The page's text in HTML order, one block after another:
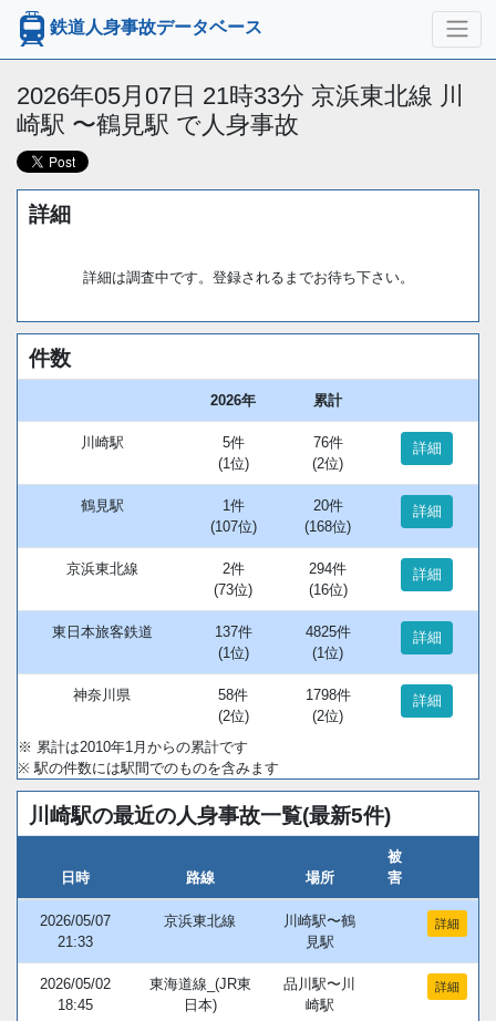
鉄道人身事故データベース
2026年05月07日 21時33分 京浜東北線 川
崎駅 〜鶴見駅 で人身事故
詳細
詳細は調査中です。登録されるまでお待ち下さい。
件数
2026年 累計
川崎駅
5件
(1位)
76件
(2位)
詳細
鶴見駅
1件
(107位)
20件
(168位)
詳細
京浜東北線
2件
(73位)
294件
(16位)
詳細
東日本旅客鉄道
137件
(1位)
4825件
(1位)
詳細
神奈川県
58件
(2位)
1798件
(2位)
詳細
※ 累計は2010年1月からの累計です
※ 駅の件数には駅間でのものを含みます
川崎駅の最近の人身事故一覧(最新5件)
日時 路線 場所
被
害
2026/05/07
21:33
京浜東北線
川崎駅〜鶴
見駅
詳細
2026/05/02
18:45
東海道線_(JR東
日本)
品川駅〜川
崎駅
詳細